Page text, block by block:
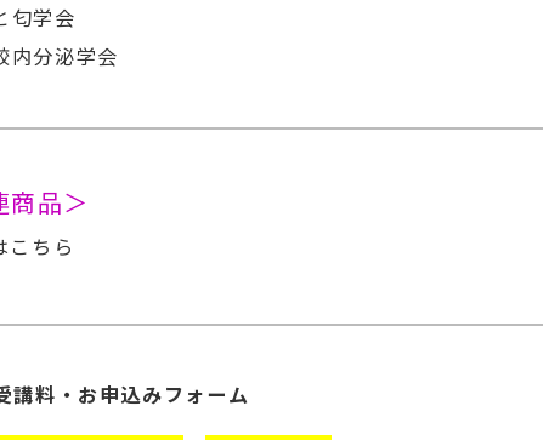
匂学会
内分泌学会
商品＞
こちら
講料・お申込みフォーム